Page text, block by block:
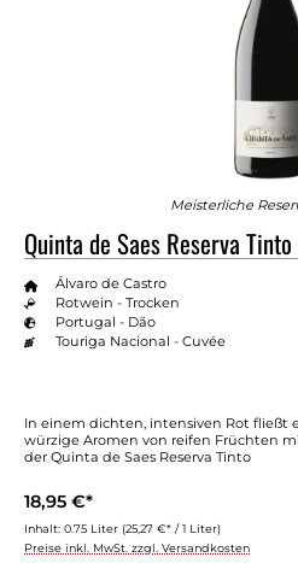
Meisterliche
Quinta de Saes Reserva
Álvaro de Castro
Rotwein - Trocken
Portugal - Dão
Touriga Nacional - Cuvée
In einem dichten, intensiven Rot fließt
würzige Aromen von reifen Früchten
der Quinta de Saes Reserva Tinto
18,95 €*
Inhalt: 0.75 Liter (25,27 €* / 1 Liter)
Preise inkl. MwSt. zzgl. Versandkosten